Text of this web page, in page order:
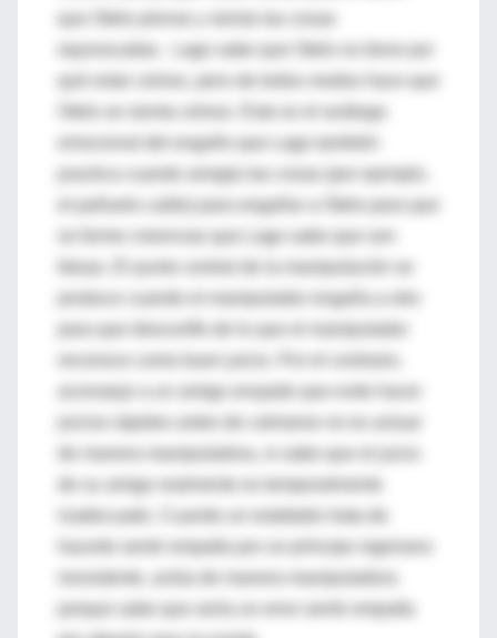
equivocadas. Lago sabe que Otelo no tiene por
Otelo se sienta celoso. Este es el análogo
emocional del engaño que Lago también
practica cuando arregla las cosas (por ejemplo,
el pañuelo caído) para engañar a Otelo para que
se forme creencias que Lago sabe que son
produce cuando el manipulador engaña a otro
aconsejar a un amigo enojado que evite hacer
de su amigo realmente es temporalmente
hacerte sentir empatía por un príncipe nigeriano
porque sabe que sería un error sentir empatía